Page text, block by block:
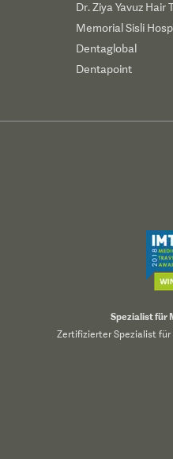
Dr. Ziya Yavuz Hair
Memorial Sisli
Dentaglobal
Dentapoint
Spezialist für
Zertifizierter Spezialist für